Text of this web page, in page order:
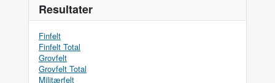
Resultater
Finfelt
Finfelt Total
Grovfelt
Grovfelt Total
Militærfelt